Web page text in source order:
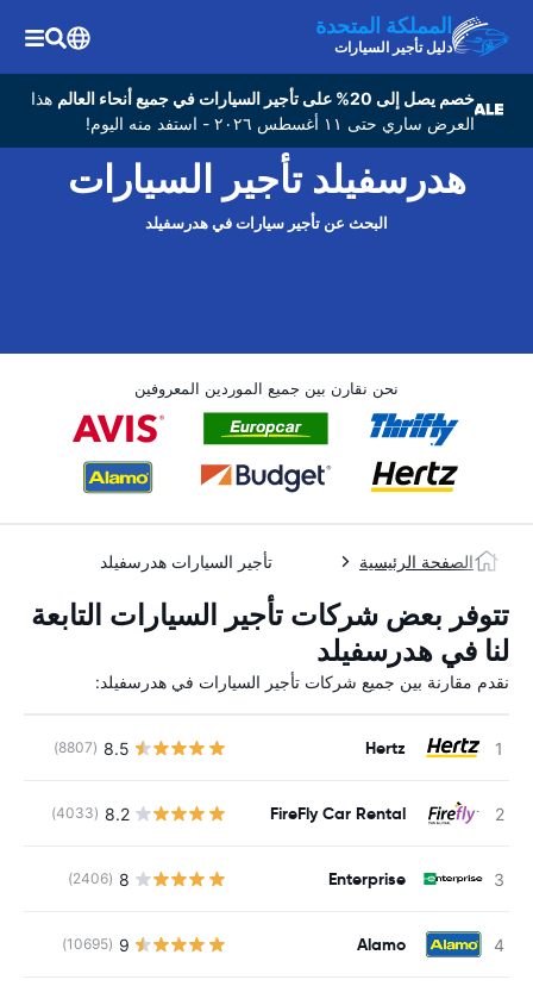
المملكة المتحدة
دليل تأجير السيارات
خصم يصل إلى 20% على تأجير السيارات في جميع أنحاء العالم
هذا
العرض ساري حتى ١١ أغسطس ٢٠٢٦ - استفد منه اليوم!
هدرسفيلد تأجير السيارات
البحث عن تأجير سيارات في هدرسفيلد
نحن نقارن بين جميع الموردين المعروفين
الصفحة الرئيسية تأجير السيارات هدرسفيلد
تتوفر بعض شركات تأجير السيارات التابعة
لنا في هدرسفيلد
نقدم مقارنة بين جميع شركات تأجير السيارات في هدرسفيلد:
Hertz
8.5
(8807)
FireFly Car Rental
8.2
(4033)
Enterprise
8
(2406)
Alamo
9
(10695)